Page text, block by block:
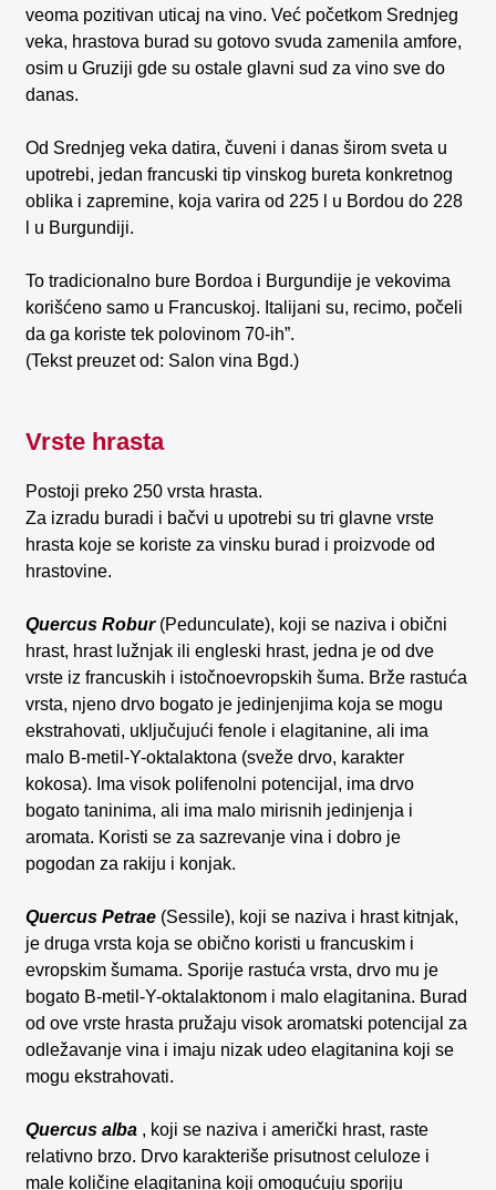
veoma pozitivan uticaj na vino. Već početkom Srednjeg
veka, hrastova burad su gotovo svuda zamenila amfore,
osim u Gruziji gde su ostale glavni sud za vino sve do
danas.
Od Srednjeg veka datira, čuveni i danas širom sveta u
upotrebi, jedan francuski tip vinskog bureta konkretnog
oblika i zapremine, koja varira od 225 l u Bordou do 228
l u Burgundiji.
To tradicionalno bure Bordoa i Burgundije je vekovima
korišćeno samo u Francuskoj. Italijani su, recimo, počeli
da ga koriste tek polovinom 70-ih”.
(Tekst preuzet od: Salon vina Bgd.)
Vrste hrasta
Postoji preko 250 vrsta hrasta.
Za izradu buradi i bačvi u upotrebi su tri glavne vrste
hrasta koje se koriste za vinsku burad i proizvode od
hrastovine.
Quercus Robur(Pedunculate), koji se naziva i obični
hrast, hrast lužnjak ili engleski hrast, jedna je od dve
vrste iz francuskih i istočnoevropskih šuma. Brže rastuća
vrsta, njeno drvo bogato je jedinjenjima koja se mogu
ekstrahovati, uključujući fenole i elagitanine, ali ima
malo B-metil-Y-oktalaktona (sveže drvo, karakter
kokosa). Ima visok polifenolni potencijal, ima drvo
bogato taninima, ali ima malo mirisnih jedinjenja i
aromata. Koristi se za sazrevanje vina i dobro je
pogodan za rakiju i konjak.
Quercus Petrae (Sessile), koji se naziva i hrast kitnjak,
je druga vrsta koja se obično koristi u francuskim i
evropskim šumama. Sporije rastuća vrsta, drvo mu je
bogato B-metil-Y-oktalaktonom i malo elagitanina. Burad
od ove vrste hrasta pružaju visok aromatski potencijal za
odležavanje vina i imaju nizak udeo elagitanina koji se
mogu ekstrahovati.
Quercus alba , koji se naziva i američki hrast, raste
relativno brzo. Drvo karakteriše prisutnost celuloze i
male količine elagitanina koji omogućuju sporiju